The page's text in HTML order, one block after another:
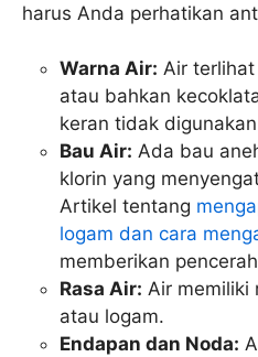
harus Anda perhatikan
Warna Air: Air
atau bahkan
keran tidak
Bau Air: Ada bau
klorin yang
Artikel tentang
logam dan cara
memberikan
Rasa Air: Air memiliki
atau logam.
Endapan dan Noda: